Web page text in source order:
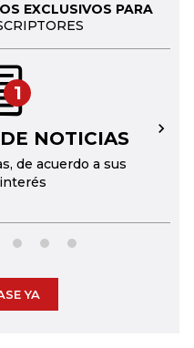
EXCLUSIVOS PARA
1
NOTICIAS
de acuerdo a sus
→
YA